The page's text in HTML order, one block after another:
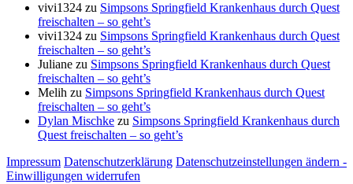
vivi1324 zu Simpsons Springfield Krankenhaus durch Quest
freischalten – so geht’s
vivi1324 zu Simpsons Springfield Krankenhaus durch Quest
freischalten – so geht’s
Juliane zu Simpsons Springfield Krankenhaus durch Quest
freischalten – so geht’s
Melih zu Simpsons Springfield Krankenhaus durch Quest
freischalten – so geht’s
Dylan Mischke zu Simpsons Springfield Krankenhaus durch
Quest freischalten – so geht’s
Impressum Datenschutzerklärung Datenschutzeinstellungen ändern -
Einwilligungen widerrufen